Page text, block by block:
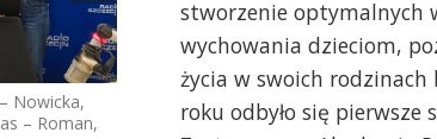
Nowicka,
– Roman,
fot. Klub Rodzica Zastępczego w
Akademia Przyszłości
stworzenie optymalnych
wychowania dzieciom,
życia w swoich rodzinach
roku odbyło się pierwsze